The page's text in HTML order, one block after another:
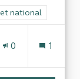
sociale, santé
les résultats
national
0 1